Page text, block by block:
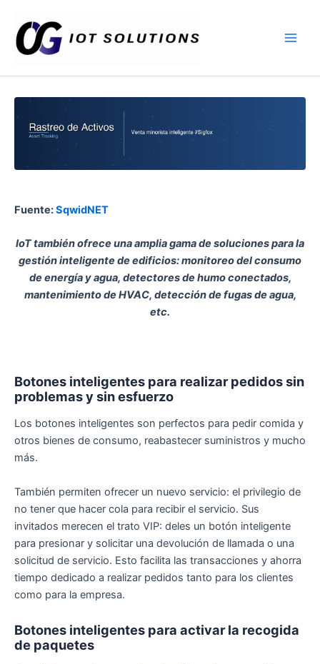
contenido
Fuente:SqwidNET
IoT también ofrece una amplia gama de soluciones para la
gestión inteligente de edificios: monitoreo del consumo
de energía y agua, detectores de humo conectados,
mantenimiento de HVAC, detección de fugas de agua,
etc.
Botones inteligentes para realizar pedidos sin
problemas y sin esfuerzo
Los botones inteligentes son perfectos para pedir comida y
otros bienes de consumo, reabastecer suministros y mucho
más.
También permiten ofrecer un nuevo servicio: el privilegio de
no tener que hacer cola para recibir el servicio. Sus
invitados merecen el trato VIP: deles un botón inteligente
para presionar y solicitar una devolución de llamada o una
solicitud de servicio. Esto facilita las transacciones y ahorra
tiempo dedicado a realizar pedidos tanto para los clientes
como para la empresa.
Botones inteligentes para activar la recogida
de paquetes